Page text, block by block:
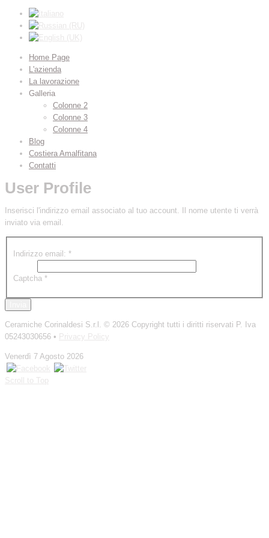
Home Page
L'azienda
La lavorazione
Galleria
Colonne 2
Colonne 3
Colonne 4
Blog
Costiera Amalfitana
Contatti
User Profile
Inserisci l'indirizzo email associato al tuo account. Il nome utente ti verrà
inviato via email.
Indirizzo email: *
Captcha*
Ceramiche Corinaldesi S.r.l. © 2026 Copyright tutti i diritti riservati P. Iva
05243030656 • Privacy Policy
Venerdì 7 Agosto 2026
Scroll to Top